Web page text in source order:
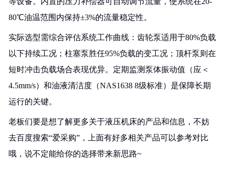
80℃油温范围内保持±3%的流量稳定性。
实际选型需综合评估系统工作曲线：齿轮泵适用于80%负载
以下持续工况；柱塞泵胜任95%负载的变工况；顶杆泵则在
短时冲击负载场合表现优异。定期监测泵体振动值（应＜
4.5mm/s）和油液清洁度（NAS1638 8级标准）是保障长期
运行的关键。
老板们要是想了解更多关于液压机床的产品和信息，不妨
去百度搜索“爱采购”，上面有好多相关产品可以参考对比
哦，说不定能给你的选择带来新思路~